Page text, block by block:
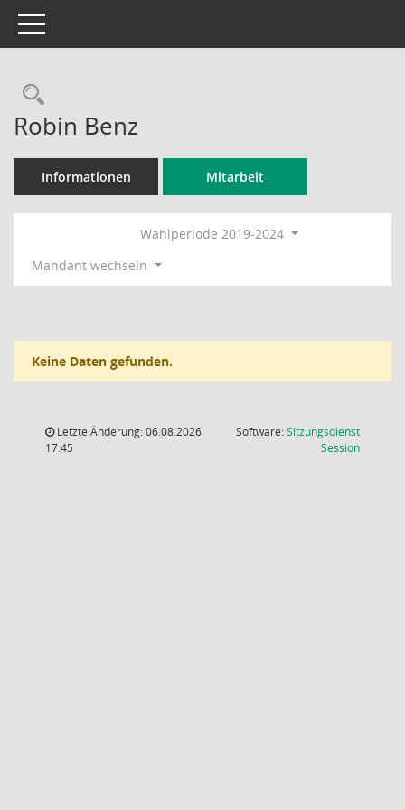
Toggle navigation
Rechercheauswahl
Robin Benz
Informationen Mitarbeit
Wahlperiode 2019-2024
Mandant wechseln
Keine Daten gefunden.
Letzte Änderung: 06.08.2026
17:45
Software:Sitzungsdienst
Session(Wird in